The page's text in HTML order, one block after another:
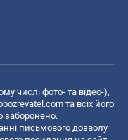
числі фото- та відео-),
та всіх його
заборонено.
письмового дозволу